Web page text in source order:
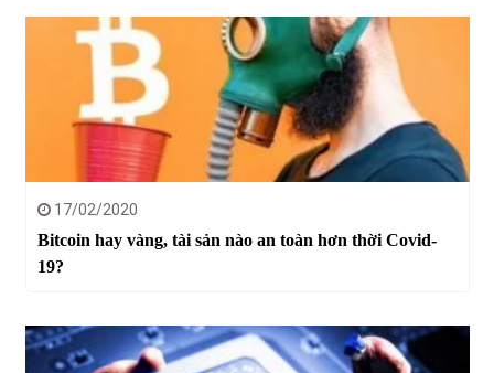
17/02/2020
Bitcoin hay vàng, tài sản nào an toàn hơn thời Covid-
19?